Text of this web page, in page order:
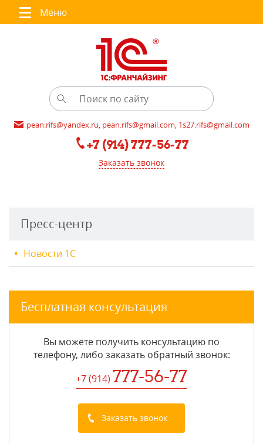
Меню
pean.rifs@yandex.ru, pean.rifs@gmail.com, 1s27.rifs@gmail.com
+7 (914) 777-56-77
Заказать звонок
Пресс-центр
Новости 1С
Бесплатная консультация
Вы можете получить консультацию по
телефону, либо заказать обратный звонок:
+7 (914) 777-56-77
Заказать звонок